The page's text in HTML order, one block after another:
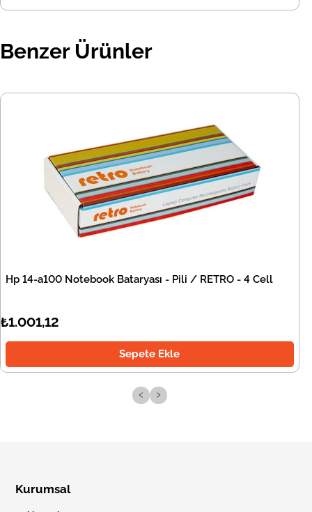
Benzer Ürünler
Hp 14-a100 Notebook Bataryası - Pili / RETRO - 4 Cell
₺1.001,12
Sepete Ekle
‹ ›
Kurumsal